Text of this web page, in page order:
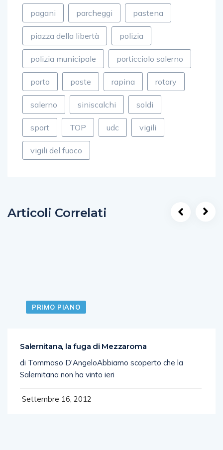
pagani parcheggi pastena
piazza della libertà polizia
polizia municipale porticciolo salerno
porto poste rapina rotary
salerno siniscalchi soldi
sport TOP udc vigili
vigili del fuoco
Articoli Correlati
PRIMO PIANO
Salernitana, la fuga di Mezzaroma
di Tommaso D'AngeloAbbiamo scoperto che la
Salernitana non ha vinto ieri
Settembre 16, 2012